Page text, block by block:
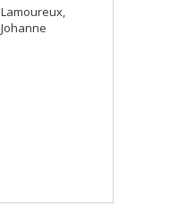
Lamoureux,
Johanne